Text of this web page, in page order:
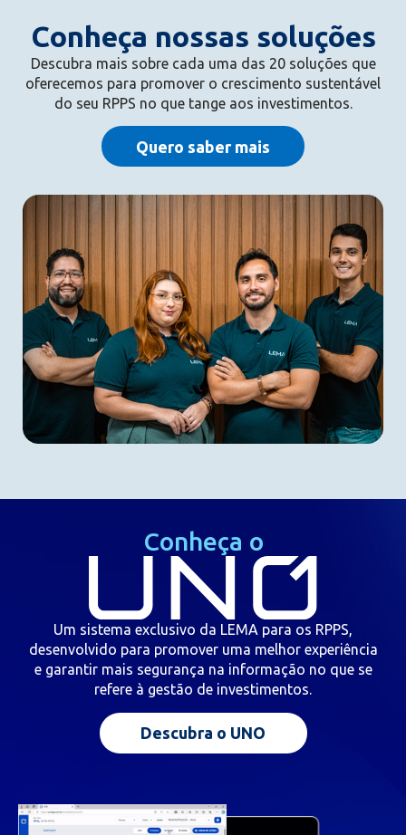
Conheça nossas soluções
Descubra mais sobre cada uma das 20 soluções que
oferecemos para promover o crescimento sustentável
do seu RPPS no que tange aos investimentos.
Quero saber mais
Conheça o
Um sistema exclusivo da LEMA para os RPPS,
desenvolvido para promover uma melhor experiência
e garantir mais segurança na informação no que se
refere à gestão de investimentos.
Descubra o UNO